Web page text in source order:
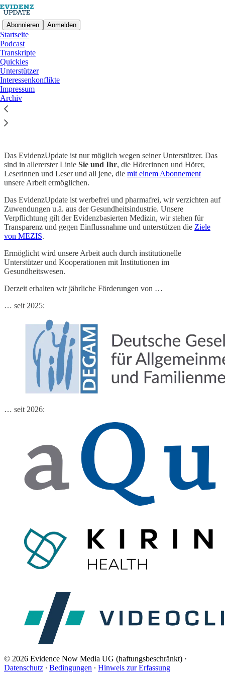
Abonnieren Anmelden
Startseite
Podcast
Transkripte
Quickies
Unterstützer
Interessenkonflikte
Impressum
Archiv
Unsere Unterstützer
Das EvidenzUpdate ist nur möglich wegen seiner Unterstützer. Das
sind in allererster Linie Sie und Ihr, die Hörerinnen und Hörer,
Leserinnen und Leser und all jene, die mit einem Abonnement
unsere Arbeit ermöglichen.
Das EvidenzUpdate ist werbefrei und pharmafrei, wir verzichten auf
Zuwendungen u.ä. aus der Gesundheitsindustrie. Unsere
Verpflichtung gilt der Evidenzbasierten Medizin, wir stehen für
Transparenz und gegen Einflussnahme und unterstützen die Ziele
von MEZIS.
Ermöglicht wird unsere Arbeit auch durch institutionelle
Unterstützer und Kooperationen mit Institutionen im
Gesundheitswesen.
Derzeit erhalten wir jährliche Förderungen von …
… seit 2025:
… seit 2026:
© 2026 Evidence Now Media UG (haftungsbeschränkt) ·
Datenschutz ∙ Bedingungen ∙ Hinweis zur Erfassung